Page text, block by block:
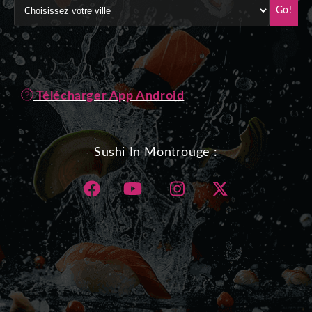
Go!
Télécharger App Android
Sushi In Montrouge :